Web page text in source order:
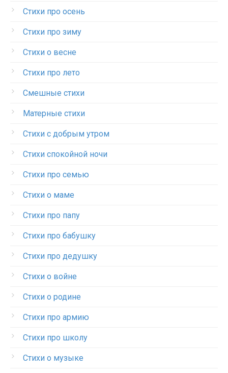
Стихи про осень
Стихи про зиму
Стихи о весне
Стихи про лето
Смешные стихи
Матерные стихи
Стихи с добрым утром
Стихи спокойной ночи
Стихи про семью
Стихи о маме
Стихи про папу
Стихи про бабушку
Стихи про дедушку
Стихи о войне
Стихи о родине
Стихи про армию
Стихи про школу
Стихи о музыке